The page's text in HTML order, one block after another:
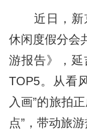
近日，新京
休闲度假分会
游报告》，
TOP5。从看
入画”的旅拍
点”，带动旅